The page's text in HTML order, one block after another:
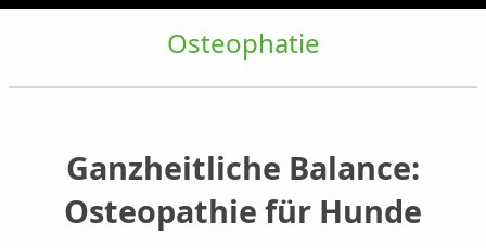
Osteophatie
Ganzheitliche Balance:
Osteopathie für Hunde